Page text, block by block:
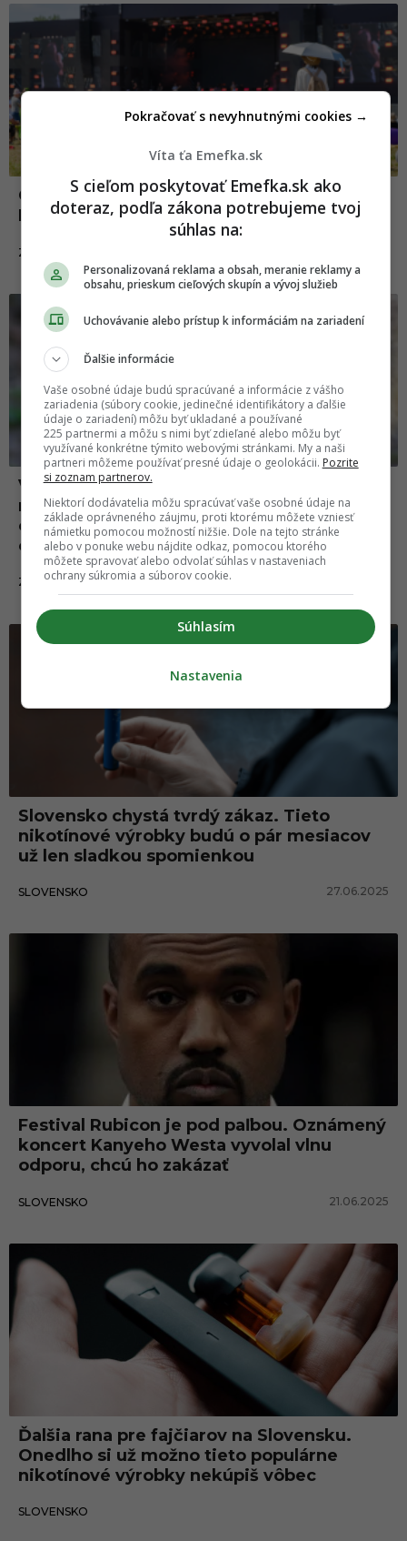
Obľúbený slovenský festival je zrušený.
Môže za to vírus, ktorý sa šíri mestom
ZDRAVIE A FITNESS
Výlet sa premenil na nočnú moru: Vlk
napadol malého chlapca, potom ho
odvliekol do lesa, úrady povolili jeho
odstrel
ZAHRANIČIE
Slovensko chystá tvrdý zákaz. Tieto
nikotínové výrobky budú o pár mesiacov
už len sladkou spomienkou
SLOVENSKO 27.06.2025
Festival Rubicon je pod paľbou. Oznámený
koncert Kanyeho Westa vyvolal vlnu
odporu, chcú ho zakázať
SLOVENSKO 21.06.2025
Ďalšia rana pre fajčiarov na Slovensku.
Onedlho si už možno tieto populárne
nikotínové výrobky nekúpiš vôbec
SLOVENSKO
Slovensko
Víta ťa Emefka.sk
S cieľom poskytovať Emefka.sk ako
doteraz, podľa zákona potrebujeme tvoj
súhlas na:
Personalizovaná reklama a obsah, meranie reklamy a
obsahu, prieskum cieľových skupín a vývoj služieb
Uchovávanie alebo prístup k informáciám na zariadení
Ďalšie informácie
Vaše osobné údaje budú spracúvané a informácie z vášho
zariadenia (súbory cookie, jedinečné identifikátory a ďalšie
údaje o zariadení) môžu byť ukladané a používané
225 partnermi a môžu s nimi byť zdieľané alebo môžu byť
využívané konkrétne týmito webovými stránkami. My a naši
partneri môžeme používať presné údaje o geolokácii. Pozrite
si zoznam partnerov.
Niektorí dodávatelia môžu spracúvať vaše osobné údaje na
základe oprávneného záujmu, proti ktorému môžete vzniesť
námietku pomocou možností nižšie. Dole na tejto stránke
alebo v ponuke webu nájdite odkaz, pomocou ktorého
môžete spravovať alebo odvolať súhlas v nastaveniach
ochrany súkromia a súborov cookie.
Súhlasím
Pokračovať s nevyhnutnými cookies →
Nastavenia